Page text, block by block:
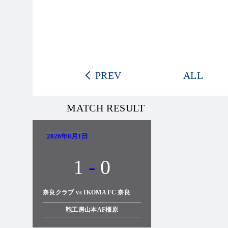
PREV ALL
MATCH RESULT
2026年8月1日
1 - 0
鞄工房山本AF橿原
奈良クラブ vs IKOMA FC 奈良